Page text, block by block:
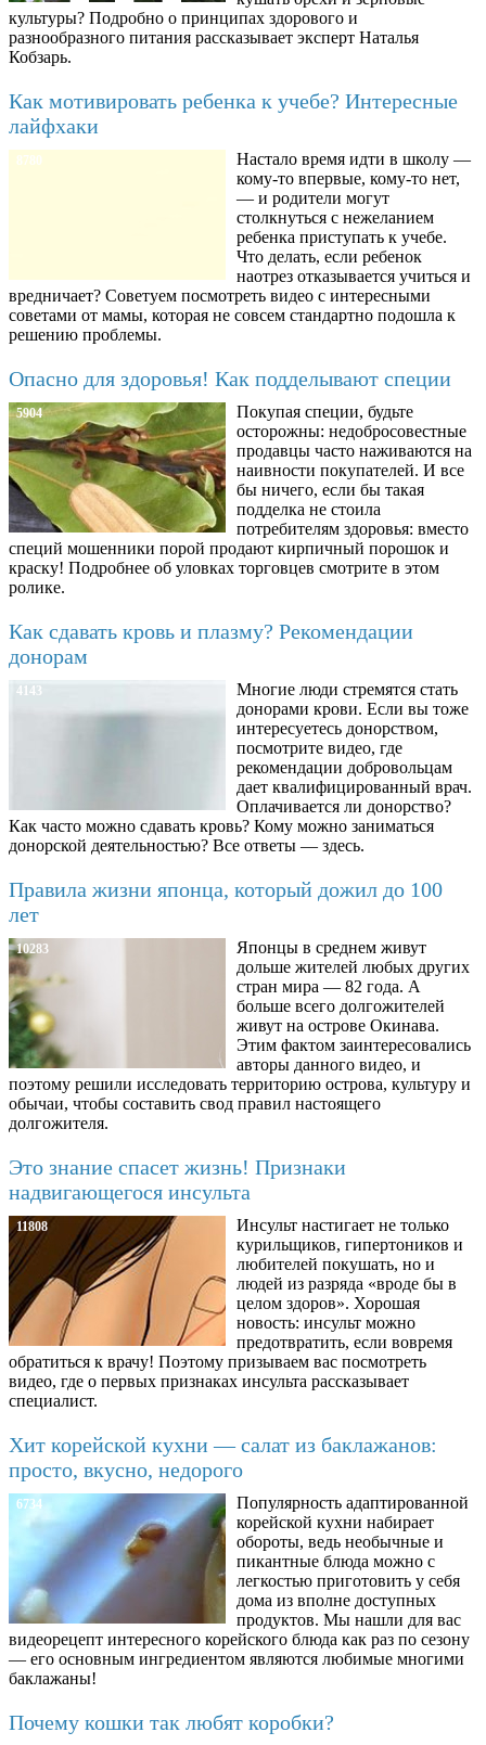
культуры? Подробно о принципах здорового и
разнообразного питания рассказывает эксперт Наталья
Кобзарь.
Как мотивировать ребенка к учебе? Интересные
лайфхаки
8780
Настало время идти в школу —
кому-то впервые, кому-то нет,
— и родители могут
столкнуться с нежеланием
ребенка приступать к учебе.
Что делать, если ребенок
наотрез отказывается учиться и
вредничает? Советуем посмотреть видео с интересными
советами от мамы, которая не совсем стандартно подошла к
решению проблемы.
Опасно для здоровья! Как подделывают специи
5904
Покупая специи, будьте
осторожны: недобросовестные
продавцы часто наживаются на
наивности покупателей. И все
бы ничего, если бы такая
подделка не стоила
потребителям здоровья: вместо
специй мошенники порой продают кирпичный порошок и
краску! Подробнее об уловках торговцев смотрите в этом
ролике.
Как сдавать кровь и плазму? Рекомендации
донорам
4143
Многие люди стремятся стать
донорами крови. Если вы тоже
интересуетесь донорством,
посмотрите видео, где
рекомендации добровольцам
дает квалифицированный врач.
Оплачивается ли донорство?
Как часто можно сдавать кровь? Кому можно заниматься
донорской деятельностью? Все ответы — здесь.
Правила жизни японца, который дожил до 100
лет
10283
Японцы в среднем живут
дольше жителей любых других
стран мира — 82 года. А
больше всего долгожителей
живут на острове Окинава.
Этим фактом заинтересовались
авторы данного видео, и
поэтому решили исследовать территорию острова, культуру и
обычаи, чтобы составить свод правил настоящего
долгожителя.
Это знание спасет жизнь! Признаки
надвигающегося инсульта
11808
Инсульт настигает не только
курильщиков, гипертоников и
любителей покушать, но и
людей из разряда «вроде бы в
целом здоров». Хорошая
новость: инсульт можно
предотвратить, если вовремя
обратиться к врачу! Поэтому призываем вас посмотреть
видео, где о первых признаках инсульта рассказывает
специалист.
Хит корейской кухни — салат из баклажанов:
просто, вкусно, недорого
6734
Популярность адаптированной
корейской кухни набирает
обороты, ведь необычные и
пикантные блюда можно с
легкостью приготовить у себя
дома из вполне доступных
продуктов. Мы нашли для вас
видеорецепт интересного корейского блюда как раз по сезону
— его основным ингредиентом являются любимые многими
баклажаны!
Почему кошки так любят коробки?